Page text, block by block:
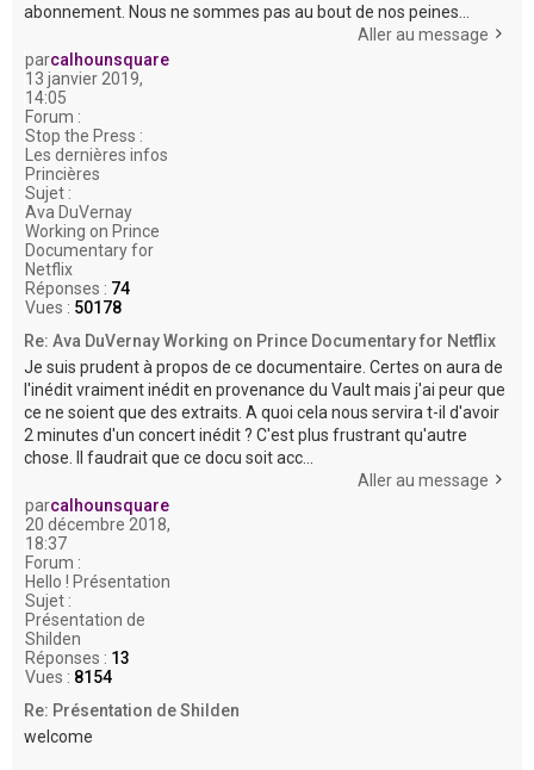
abonnement. Nous ne sommes pas au bout de nos peines...
Aller au message
parcalhounsquare
13 janvier 2019,
14:05
Forum :
Stop the Press :
Les dernières infos
Princières
Sujet :
Ava DuVernay
Working on Prince
Documentary for
Netflix
Réponses : 74
Vues : 50178
Re: Ava DuVernay Working on Prince Documentary for Netflix
Je suis prudent à propos de ce documentaire. Certes on aura de
l'inédit vraiment inédit en provenance du Vault mais j'ai peur que
ce ne soient que des extraits. A quoi cela nous servira t-il d'avoir
2 minutes d'un concert inédit ? C'est plus frustrant qu'autre
chose. Il faudrait que ce docu soit acc...
Aller au message
parcalhounsquare
20 décembre 2018,
18:37
Forum :
Hello ! Présentation
Sujet :
Présentation de
Shilden
Réponses : 13
Vues : 8154
Re: Présentation de Shilden
welcome